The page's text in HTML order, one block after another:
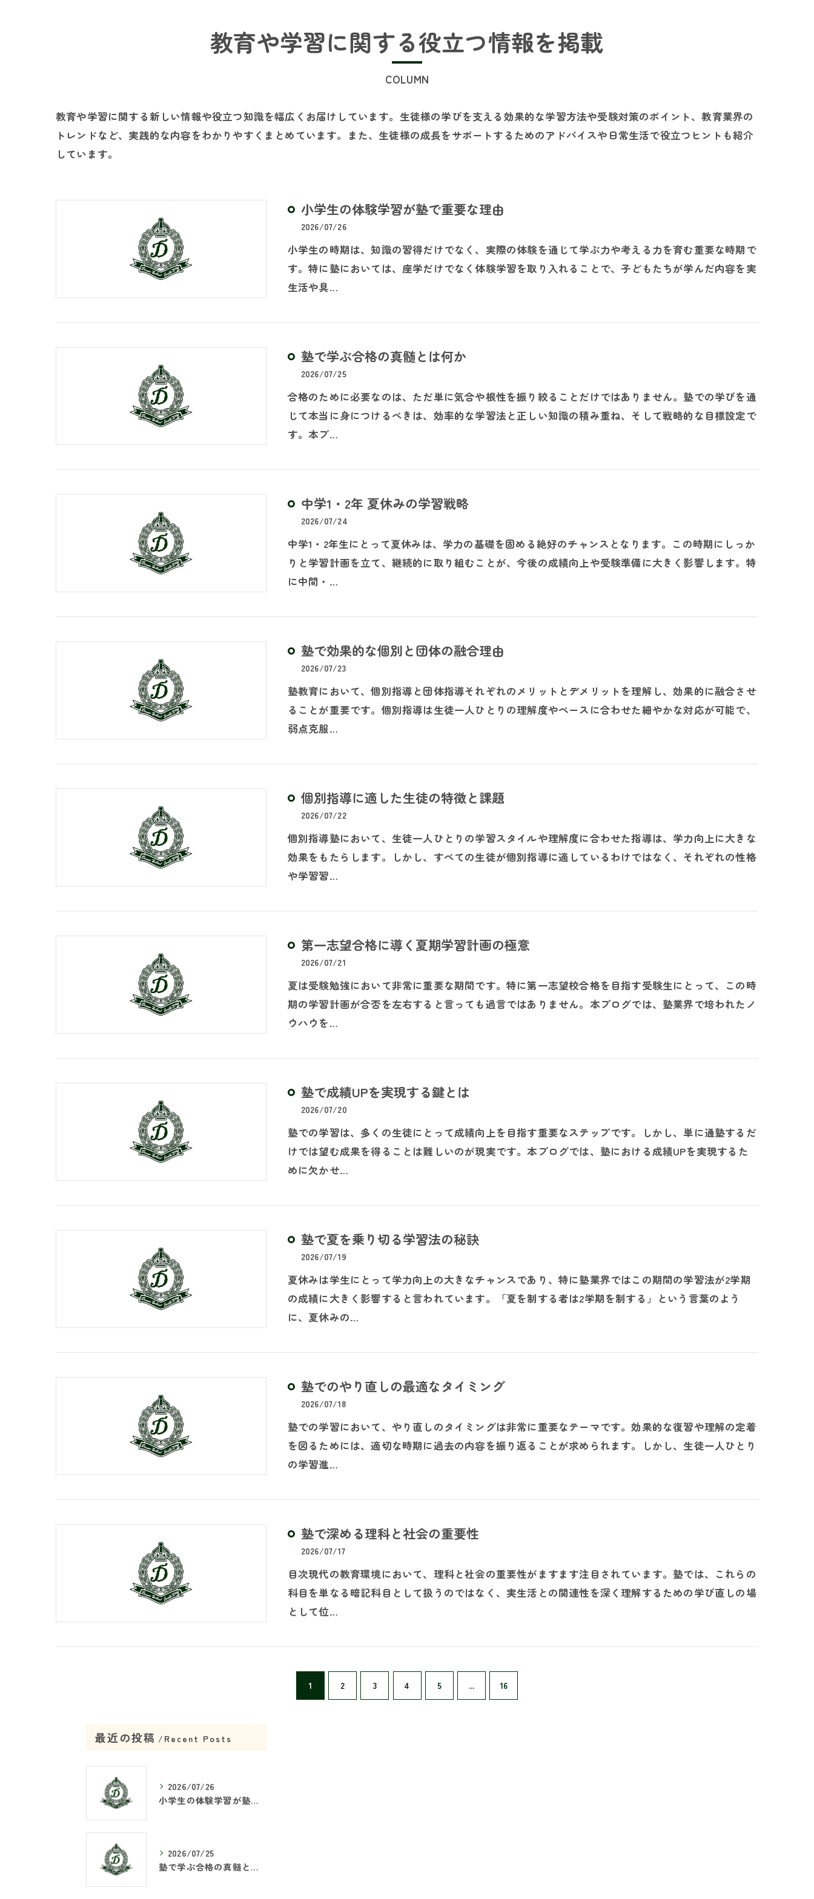
教育や学習に関する役立つ情報を掲載
COLUMN
教育や学習に関する新しい情報や役立つ知識を幅広くお届けしています。生徒様の学びを支える効果的な学習方法や受験対策のポイント、教育業界の
トレンドなど、実践的な内容をわかりやすくまとめています。また、生徒様の成長をサポートするためのアドバイスや日常生活で役立つヒントも紹介
しています。
小学生の体験学習が塾で重要な理由
2026/07/26
小学生の時期は、知識の習得だけでなく、実際の体験を通じて学ぶ力や考える力を育む重要な時期で
す。特に塾においては、座学だけでなく体験学習を取り入れることで、子どもたちが学んだ内容を実
生活や具…
塾で学ぶ合格の真髄とは何か
2026/07/25
合格のために必要なのは、ただ単に気合や根性を振り絞ることだけではありません。塾での学びを通
じて本当に身につけるべきは、効率的な学習法と正しい知識の積み重ね、そして戦略的な目標設定で
す。本ブ…
中学1・2年 夏休みの学習戦略
2026/07/24
中学1・2年生にとって夏休みは、学力の基礎を固める絶好のチャンスとなります。この時期にしっか
りと学習計画を立て、継続的に取り組むことが、今後の成績向上や受験準備に大きく影響します。特
に中間・…
塾で効果的な個別と団体の融合理由
2026/07/23
塾教育において、個別指導と団体指導それぞれのメリットとデメリットを理解し、効果的に融合させ
ることが重要です。個別指導は生徒一人ひとりの理解度やペースに合わせた細やかな対応が可能で、
弱点克服…
個別指導に適した生徒の特徴と課題
2026/07/22
個別指導塾において、生徒一人ひとりの学習スタイルや理解度に合わせた指導は、学力向上に大きな
効果をもたらします。しかし、すべての生徒が個別指導に適しているわけではなく、それぞれの性格
や学習習…
第一志望合格に導く夏期学習計画の極意
2026/07/21
夏は受験勉強において非常に重要な期間です。特に第一志望校合格を目指す受験生にとって、この時
期の学習計画が合否を左右すると言っても過言ではありません。本ブログでは、塾業界で培われたノ
ウハウを…
塾で成績UPを実現する鍵とは
2026/07/20
塾での学習は、多くの生徒にとって成績向上を目指す重要なステップです。しかし、単に通塾するだ
けでは望む成果を得ることは難しいのが現実です。本ブログでは、塾における成績UPを実現するた
めに欠かせ…
塾で夏を乗り切る学習法の秘訣
2026/07/19
夏休みは学生にとって学力向上の大きなチャンスであり、特に塾業界ではこの期間の学習法が2学期
の成績に大きく影響すると言われています。「夏を制する者は2学期を制する」という言葉のよう
に、夏休みの…
塾でのやり直しの最適なタイミング
2026/07/18
塾での学習において、やり直しのタイミングは非常に重要なテーマです。効果的な復習や理解の定着
を図るためには、適切な時期に過去の内容を振り返ることが求められます。しかし、生徒一人ひとり
の学習進…
塾で深める理科と社会の重要性
2026/07/17
目次現代の教育環境において、理科と社会の重要性がますます注目されています。塾では、これらの
科目を単なる暗記科目として扱うのではなく、実生活との関連性を深く理解するための学び直しの場
として位…
1 2 3 4 5 ... 16
最近の投稿 Recent Posts
2026/07/26
小学生の体験学習が塾で重要な理由
2026/07/25
塾で学ぶ合格の真髄とは何か